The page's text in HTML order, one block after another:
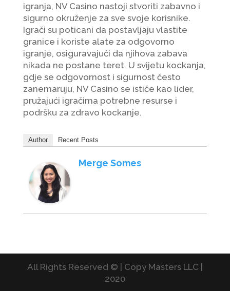
igranja, NV Casino nastoji stvoriti zabavno i
sigurno okruženje za sve svoje korisnike.
Igrači su poticani da postavljaju vlastite
granice i koriste alate za odgovorno
igranje, osiguravajući da njihova zabava
nikada ne postane teret. U svijetu kockanja,
gdje se odgovornost i sigurnost često
zanemaruju, NV Casino se ističe kao lider,
pružajući igračima potrebne resurse i
podršku za zdravo kockanje.
Author Recent Posts
Merge Somes
All Rights Reserved © | Copy Masters LLC |
2020